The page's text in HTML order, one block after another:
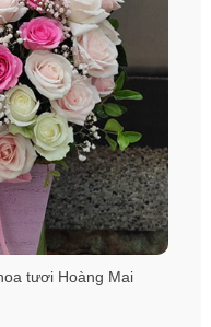
tươi Hoàng Mai